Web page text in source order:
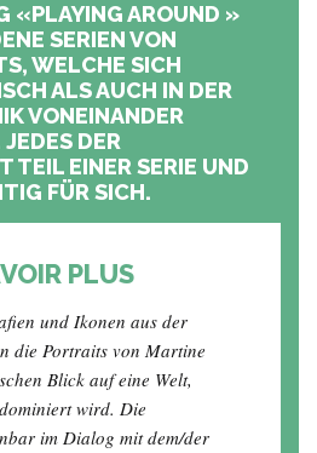
«PLAYING AROUND »
SERIEN VON
WELCHE SICH
ALS AUCH IN DER
VONEINANDER
DER
TEIL EINER SERIE UND
FÜR SICH.
PLUS
und Ikonen aus der
die Portraits von Martine
Blick auf eine Welt,
wird. Die
im Dialog mit dem/der